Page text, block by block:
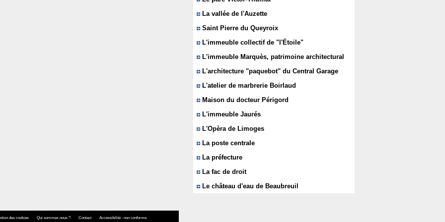
La vallée de l'Auzette
Saint Pierre du Queyroix
L'immeuble collectif de "l'Étoile"
L'immeuble Marquès, patrimoine architectural
L'architecture "paquebot" du Central Garage
L'atelier de marbrerie Boirlaud
Maison du docteur Périgord
L'immeuble Jaurés
L'Opèra de Limoges
La poste centrale
La préfecture
La fac de droit
Le château d'eau de Beaubreuil
des cookies Qui sommes nous ? Contact Accessibilité : non conforme